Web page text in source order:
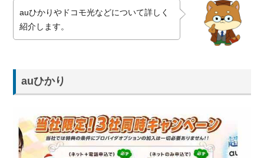
auひかりやドコモ光などについて詳しく
紹介します。
auひかり